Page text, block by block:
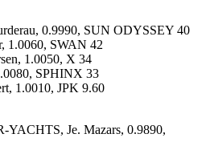
0.9990, SUN ODYSSEY 40
1.0060, SWAN 42
1.0050, X 34
SPHINX 33
1.0010, JPK 9.60
Je. Mazars, 0.9890,